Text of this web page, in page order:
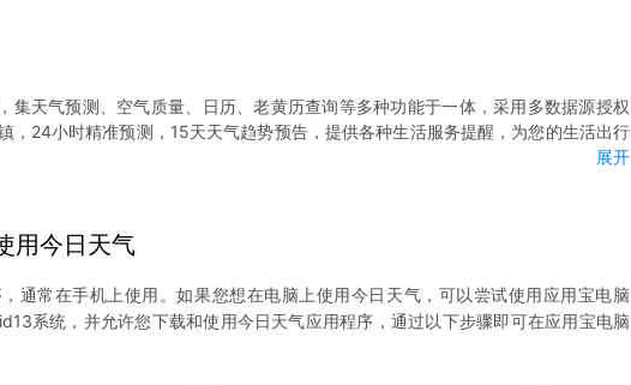
集天气预测、空气质量、日历、老黄历查询等多种功能于一体，采用多数据源授权
，24小时精准预测，15天天气趋势预告，提供各种生活服务提醒，为您的生活出行
置，手动添加需求城市，24小时天气预测，15日天气预报，还有贴心的洗车、运
细节落到实处。
量，第一时间展示当地空气情况，包含PM2.5等6项空气质量指数，帮助您做好外出
展开
用今日天气
通常在手机上使用。如果您想在电脑上使用今日天气 ，可以尝试使用应用宝电脑
系统，并允许您下载和使用今日天气应用程序，通过以下步骤即可在应用宝电脑